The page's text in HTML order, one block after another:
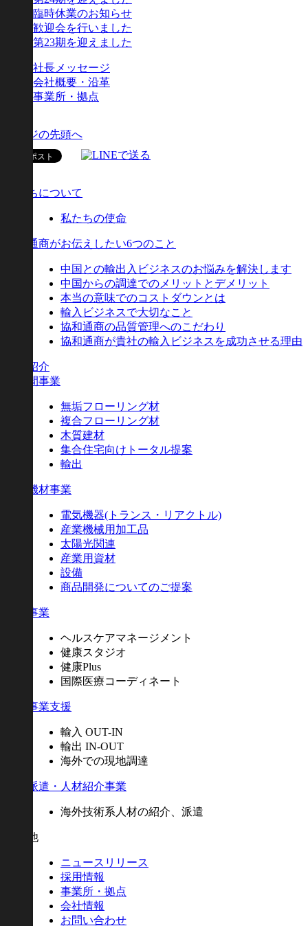
臨時休業のお知らせ
歓迎会を行いました
第23期を迎えました
社長メッセージ
会社概要・沿革
事業所・拠点
ページの先頭へ
私たちについて
私たちの使命
協和通商がお伝えしたい6つのこと
中国との輸出入ビジネスのお悩みを解決します
中国からの調達でのメリットとデメリット
本当の意味でのコストダウンとは
輸入ビジネスで大切なこと
協和通商の品質管理へのこだわり
協和通商が貴社の輸入ビジネスを成功させる理由
事業紹介
住空間事業
無垢フローリング材
複合フローリング材
木質建材
集合住宅向けトータル提案
輸出
産業機材事業
電気機器(トランス・リアクトル)
産業機械用加工品
太陽光関連
産業用資材
設備
商品開発についてのご提案
健康事業
ヘルスケアマネージメント
健康スタジオ
健康Plus
国際医療コーディネート
海外事業支援
輸入 OUT-IN
輸出 IN-OUT
海外での現地調達
人材派遣・人材紹介事業
海外技術系人材の紹介、派遣
その他
ニュースリリース
採用情報
事業所・拠点
会社情報
お問い合わせ